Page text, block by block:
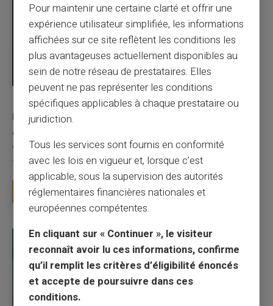
03/08/2026 Veritas Carte prépayée
Une carte bancaire gratuite sans compte, ça
existe ?
Vous avez tapé cette recherche parce que votre banque vous
facture 50 € par an pour une carte que vo...
Lire la suite
Pour maintenir une certaine clarté et offrir une
expérience utilisateur simplifiée, les informations
affichées sur ce site reflètent les conditions les
plus avantageuses actuellement disponibles au
sein de notre réseau de prestataires. Elles
peuvent ne pas représenter les conditions
spécifiques applicables à chaque prestataire ou
juridiction.
Tous les services sont fournis en conformité
avec les lois en vigueur et, lorsque c’est
applicable, sous la supervision des autorités
réglementaires financières nationales et
européennes compétentes.
En cliquant sur « Continuer », le visiteur
reconnaît avoir lu ces informations, confirme
qu’il remplit les critères d’éligibilité énoncés
et accepte de poursuivre dans ces
conditions.